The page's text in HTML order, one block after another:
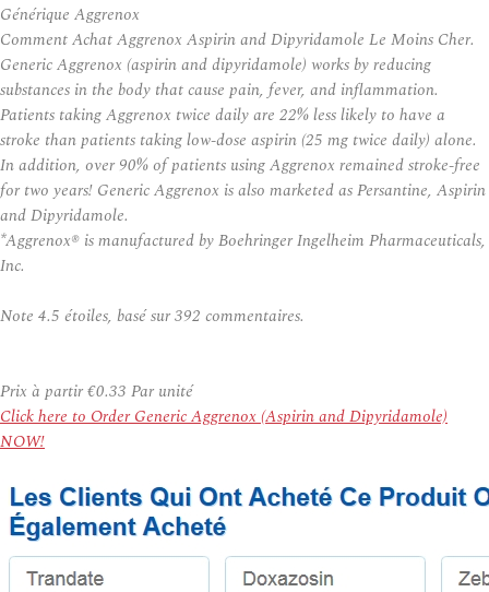
Générique Aggrenox
Comment Achat Aggrenox Aspirin and Dipyridamole Le Moins Cher.
Generic Aggrenox (aspirin and dipyridamole) works by reducing
substances in the body that cause pain, fever, and inflammation.
Patients taking Aggrenox twice daily are 22% less likely to have a
stroke than patients taking low-dose aspirin (25 mg twice daily) alone.
In addition, over 90% of patients using Aggrenox remained stroke-free
for two years! Generic Aggrenox is also marketed as Persantine, Aspirin
and Dipyridamole.
*Aggrenox® is manufactured by Boehringer Ingelheim Pharmaceuticals,
Inc.
Note 4.5 étoiles, basé sur392 commentaires.
Prix à partir€0.33 Par unité
Click here to Order Generic Aggrenox (Aspirin and Dipyridamole)
NOW!